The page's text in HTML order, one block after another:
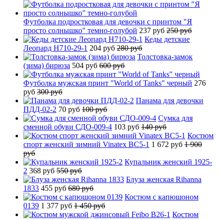
Футболка подростковая для девочки с принтом "Я
просто солнышко" темно-голубой 237 руб 250 руб
Кеды детские
Леопард H710-29-1 204 руб 280 руб
Толстовка-замок
(зима) бирюза 504 руб 600 руб
Футболка мужская принт "World of Tanks" черный 276
руб 300 руб
Панама для девочки
ПДД-02-2 70 руб 100 руб
Сумка для
сменной обуви СДО-009-4 103 руб 140 руб
Костюм
спорт женский зимний Vinatex BC5-1 1 672 руб 1 900
руб
Купальник женский 1925-
2 368 руб 550 руб
Блуза женская Rihanna
1833 455 руб 680 руб
Костюм с капюшоном
0139 1 377 руб 1 450 руб
Костюм